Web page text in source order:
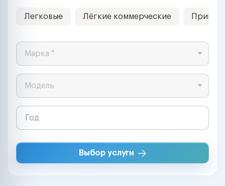
Легковые Лёгкие коммерческие
Марка *
Модель
Выбор услуги